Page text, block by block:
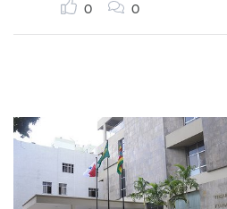
0 0